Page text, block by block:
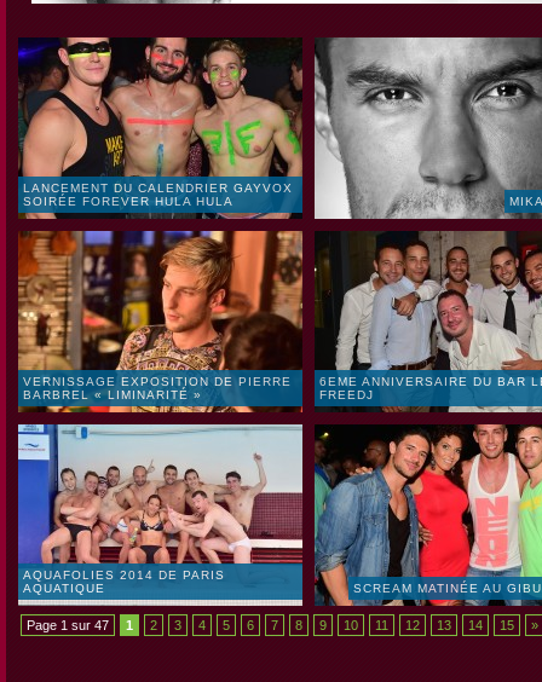
LANCEMENT DU CALENDRIER GAYVOX
SOIRÉE FOREVER HULA HULA
VERNISSAGE EXPOSITION DE PIERRE
BARBREL « LIMINARITÉ »
6EME ANNIVERSAIRE DU BAR
FREEDJ
AQUAFOLIES 2014 DE PARIS
AQUATIQUE
SCREAM MATINÉE AU
Page 1 sur 47 1 2 3 4 5 6 7 8 9 10 11 12 13 14 15 »